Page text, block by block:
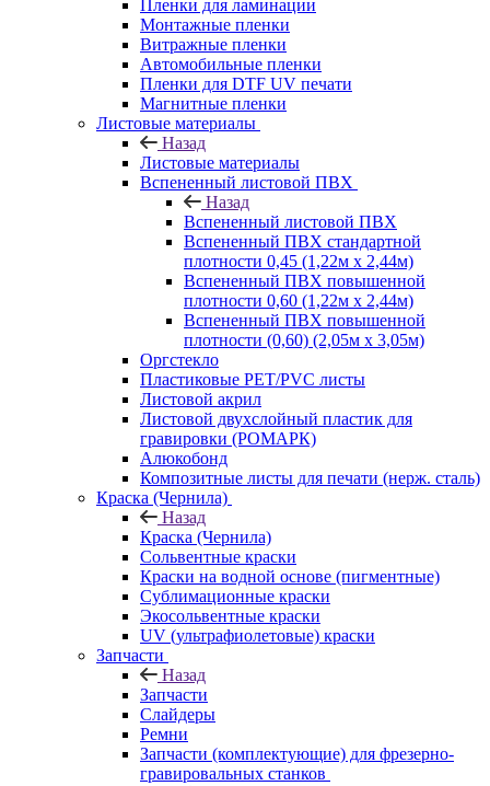
Пленки для ламинации
Монтажные пленки
Витражные пленки
Автомобильные пленки
Пленки для DTF UV печати
Магнитные пленки
Листовые материалы
Назад
Листовые материалы
Вспененный листовой ПВХ
Назад
Вспененный листовой ПВХ
Вспененный ПВХ стандартной
плотности 0,45 (1,22м х 2,44м)
Вспененный ПВХ повышенной
плотности 0,60 (1,22м х 2,44м)
Вспененный ПВХ повышенной
плотности (0,60) (2,05м х 3,05м)
Оргстекло
Пластиковые PET/PVC листы
Листовой акрил
Листовой двухслойный пластик для
гравировки (РОМАРК)
Алюкобонд
Композитные листы для печати (нерж. сталь)
Краска (Чернила)
Назад
Краска (Чернила)
Сольвентные краски
Краски на водной основе (пигментные)
Сублимационные краски
Экосольвентные краски
UV (ультрафиолетовые) краски
Запчасти
Назад
Запчасти
Слайдеры
Ремни
Запчасти (комплектующие) для фрезерно-
гравировальных станков